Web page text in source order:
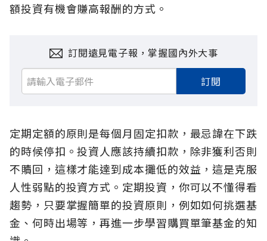
額投資有機會賺高報酬的方式。
訂閱遠見電子報，掌握國內外大事
訂閱
定期定額的原則是每個月固定扣款，最忌諱在下跌
的時候停扣。投資人應該持續扣款，除非獲利否則
不贖回，這樣才能達到成本攤低的效益，這是克服
人性弱點的投資方式。定期投資，你可以不懂得看
趨勢，只要掌握簡單的投資原則，例如如何挑選基
金、何時出場等，再進一步學習購買單筆基金的知